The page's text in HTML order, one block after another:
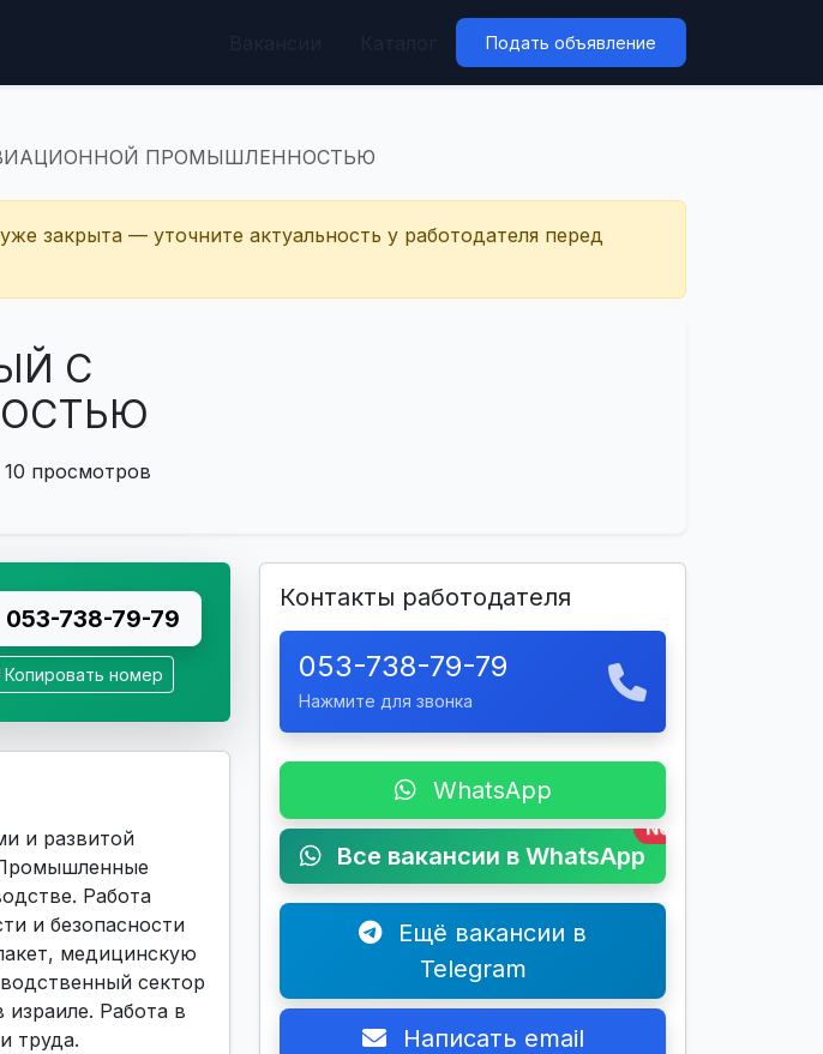
Подать объявление
ПРОМЫШЛЕННОСТЬЮ
закрыта — уточните актуальность у работодателя перед
С
10 просмотров
053-738-79-79
Копировать номер
и развитой
Работа
и безопасности
медицинскую
сектор
Работа в
труда.
Контакты работодателя
053-738-79-79
Нажмите для звонка
WhatsApp
Все вакансии в WhatsApp
New
Ещё вакансии в
Telegram
Написать email